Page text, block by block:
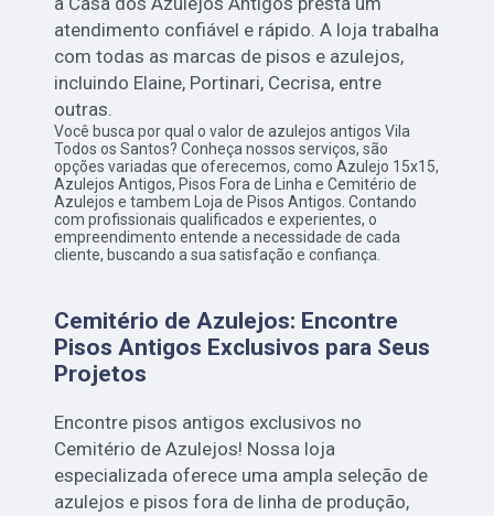
atendimento confiável e rápido. A loja trabalha
com todas as marcas de pisos e azulejos,
incluindo Elaine, Portinari, Cecrisa, entre
outras.
Você busca por qual o valor de azulejos antigos Vila
Todos os Santos? Conheça nossos serviços, são
opções variadas que oferecemos, como Azulejo 15x15,
Azulejos Antigos, Pisos Fora de Linha e Cemitério de
Azulejos e tambem Loja de Pisos Antigos. Contando
com profissionais qualificados e experientes, o
empreendimento entende a necessidade de cada
cliente, buscando a sua satisfação e confiança.
Cemitério de Azulejos: Encontre
Pisos Antigos Exclusivos para Seus
Projetos
Encontre pisos antigos exclusivos no
Cemitério de Azulejos! Nossa loja
especializada oferece uma ampla seleção de
azulejos e pisos fora de linha de produção,